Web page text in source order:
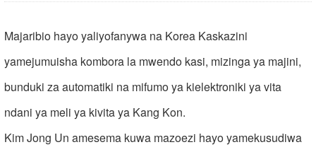
Majaribio hayo yaliyofanywa na Korea Kaskazini
yamejumuisha kombora la mwendo kasi, mizinga ya majini,
bunduki za automatiki na mifumo ya kielektroniki ya vita
ndani ya meli ya kivita ya Kang Kon.
Kim Jong Un amesema kuwa mazoezi hayo yamekusudiwa